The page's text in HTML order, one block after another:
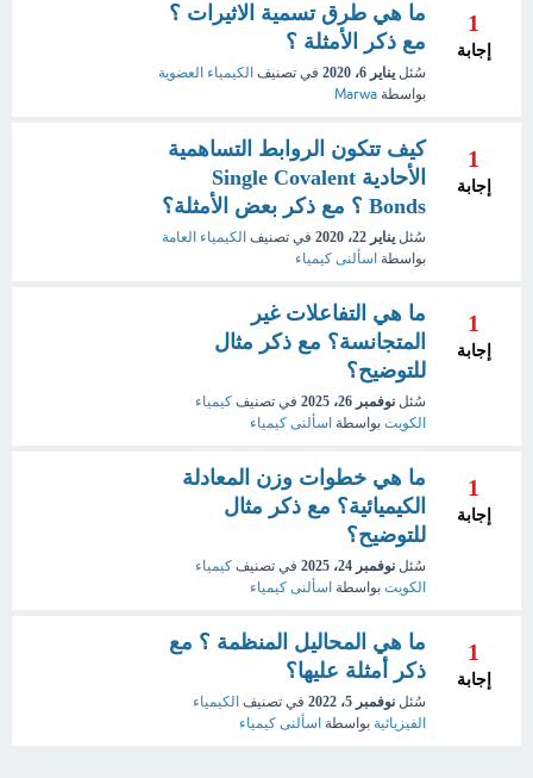
1
إجابة
ما هي طرق تسمية الاثيرات ؟
مع ذكر الأمثلة ؟
سُئل يناير 6، 2020 في تصنيف الكيمياء العضوية
بواسطة Marwa
1
إجابة
كيف تتكون الروابط التساهمية
الأحادية Single Covalent
Bonds ؟ مع ذكر بعض الأمثلة؟
سُئل يناير 22، 2020 في تصنيف الكيمياء العامة
بواسطة اسألنى كيمياء
1
إجابة
ما هي التفاعلات غير
المتجانسة؟ مع ذكر مثال
للتوضيح؟
سُئل نوفمبر 26، 2025 في تصنيف كيمياء
الكويت بواسطة اسألنى كيمياء
1
إجابة
ما هي خطوات وزن المعادلة
الكيميائية؟ مع ذكر مثال
للتوضيح؟
سُئل نوفمبر 24، 2025 في تصنيف كيمياء
الكويت بواسطة اسألنى كيمياء
1
إجابة
ما هي المحاليل المنظمة ؟ مع
ذكر أمثلة عليها؟
سُئل نوفمبر 5، 2022 في تصنيف الكيمياء
الفيزيائية بواسطة اسألنى كيمياء